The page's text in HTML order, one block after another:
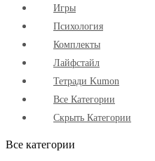
Игры
Психология
Комплекты
Лайфстайл
Тетради Kumon
Все Категории
Скрыть Категории
Все категории